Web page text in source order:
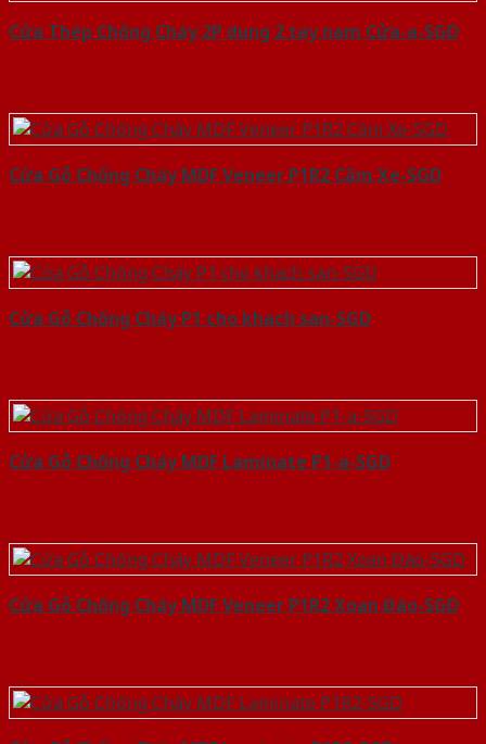
Cửa Thép Chống Cháy 2P dung 2 tay nam Cửa-a-SGD
Cửa Gỗ Chống Cháy MDF Veneer P1R2 Căm Xe-SGD
Cửa Gỗ Chống Cháy P1 cho khach san-SGD
Cửa Gỗ Chống Cháy MDF Laminate P1-a-SGD
Cửa Gỗ Chống Cháy MDF Veneer P1R2 Xoan Đào-SGD